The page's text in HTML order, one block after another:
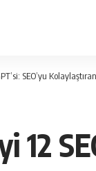
SEO’yu
12